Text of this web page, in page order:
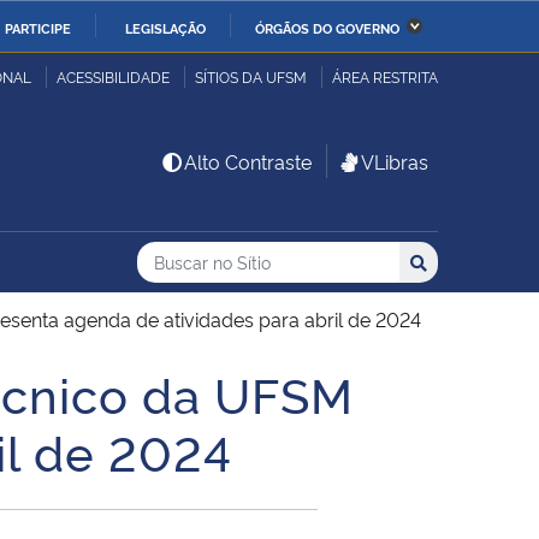
PARTICIPE LEGISLAÇÃO ÓRGÃOS DO GOVERNO
da Economia Ministério da Infraestrutura
Ministério da Ciência,
Tecnologia, Inovações e
e dos Direitos
ACESSIBILIDADE SÍTIOS DA UFSM ÁREA RESTRITA
Alto Contraste VLibras
Busca
Buscar no no Sítio
Busca: Buscar
agenda de atividades para abril de 2024
da UFSM
de 2024